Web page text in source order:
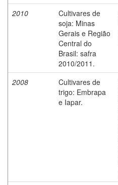
2010
Cultivares de
soja: Minas
Gerais e Região
Central do
Brasil: safra
2010/2011.
2008
Cultivares de
trigo: Embrapa
e Iapar.